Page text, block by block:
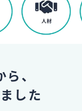
、
した